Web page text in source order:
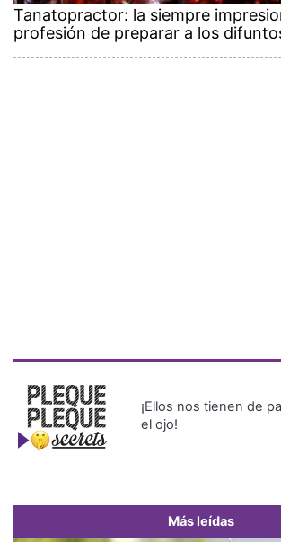
Tanatopractor: la siempre
profesión de preparar a los
¡Ellos nos tienen de
el ojo!
Más leídas